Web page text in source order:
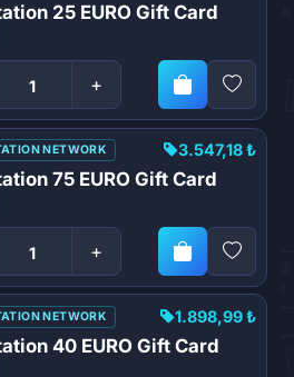
25 EURO Gift Card
+
NETWORK
75 EURO Gift Card
+
3.547,18 ₺
NETWORK
40 EURO Gift Card
1.898,99 ₺